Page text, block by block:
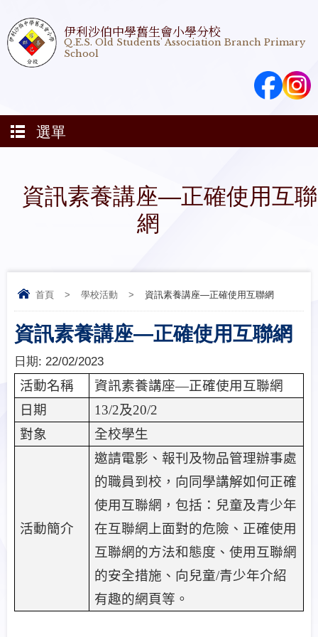
伊利沙伯中學舊生會小學分校
Q.E.S. Old Students' Association Branch Primary
School
選單
資訊素養講座—正確使用互聯
網
首頁 > 學校活動 > 資訊素養講座—正確使用互聯網
資訊素養講座—正確使用互聯網
日期: 22/02/2023
活動名稱 資訊素養講座—正確使用互聯網
日期
13/2及20/2
對象
全校學生
活動簡介
邀請電影、報刊及物品管理辦事處
的職員到校，向同學講解如何正確
使用互聯網，包括：兒童及青少年
在互聯網上面對的危險、正確使用
互聯網的方法和態度、使用互聯網
的安全措施、向兒童/青少年介紹
有趣的網頁等。